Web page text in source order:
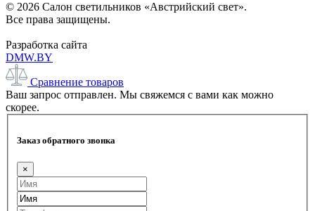
© 2026 Салон светильников «Австрийский свет».
Все права защищены.
Разработка сайта
DMW.BY
Сравнение товаров
Ваш запрос отправлен. Мы свяжемся с вами как можно
скорее.
Заказ обратного звонка
×